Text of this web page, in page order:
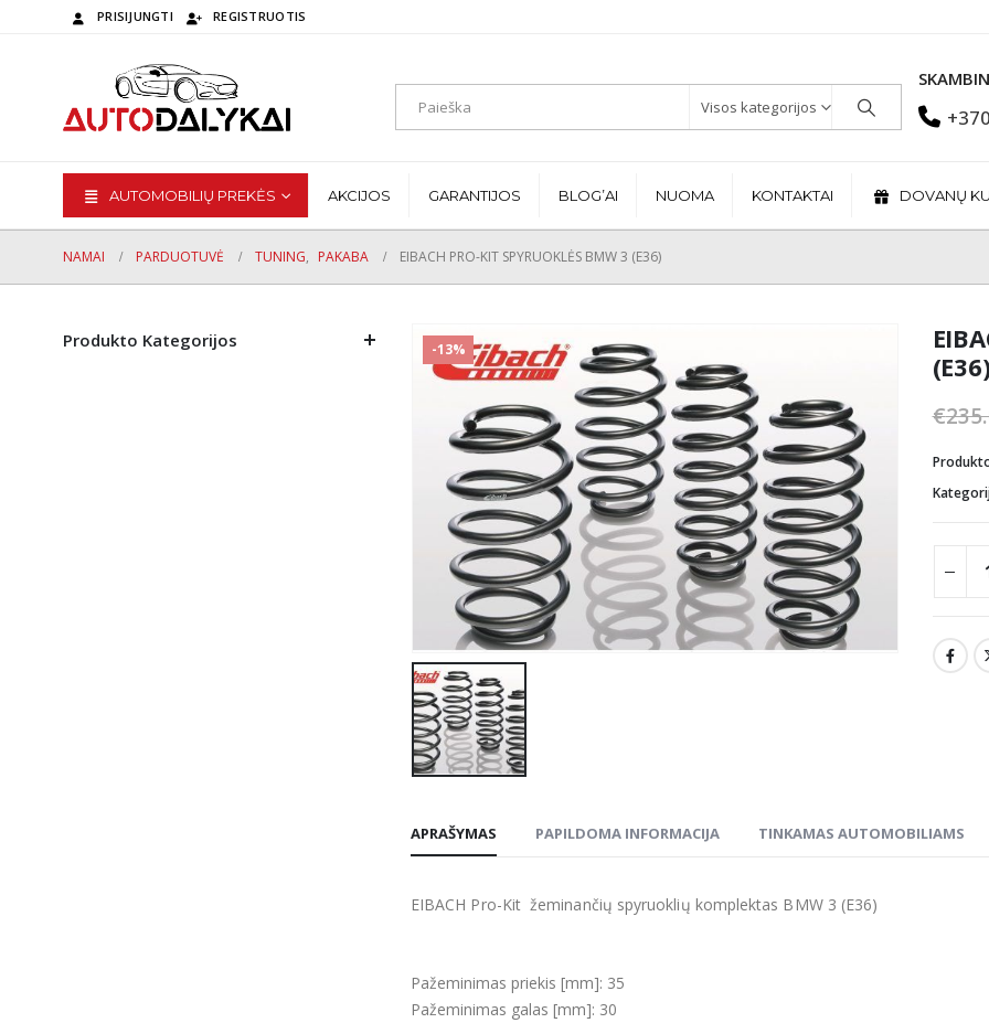
PRISIJUNGTI REGISTRUOTIS
Visos kategorijos
AUTOMOBILIŲ PREKĖS AKCIJOS GARANTIJOS BLOG’AI NUOMA KONTAKTAI DOVANŲ
NAMAI PARDUOTUVĖ TUNING, PAKABA EIBACH PRO-KIT SPYRUOKLĖS BMW 3 (E36)
-13%
€
APRAŠYMAS PAPILDOMA INFORMACIJA TINKAMAS AUTOMOBILIAMS
EIBACH Pro-Kit žeminančių spyruoklių komplektas BMW 3 (E36)
Pažeminimas priekis [mm]: 35
Pažeminimas galas [mm]: 30
Produkto Kategorijos